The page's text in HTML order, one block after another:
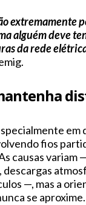
extremamente
alguém deve
da rede
em
fios
causas variam
descargas
—, mas a
se aproxime.